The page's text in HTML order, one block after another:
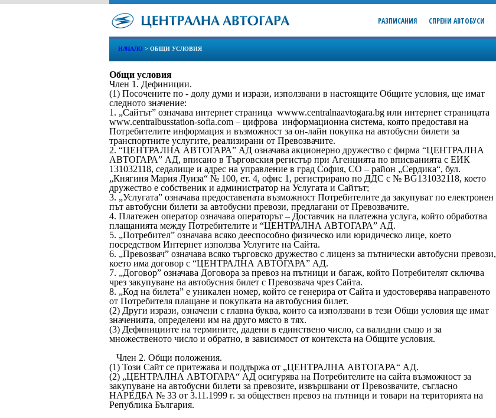
РАЗПИСАНИЯ СПРЕНИ АВТОБУСИ
НАЧАЛО> ОБЩИ УСЛОВИЯ
Общи условия
Член 1. Дефиниции.
(1) Посочените по - долу думи и изрази, използвани в настоящите Общите условия, ще имат
следното значение:
1. „Сайтът” означава интернет страница wwww.centralnaavtogara.bg или интернет страницата
www.centralbusstation-sofia.com – цифрова информационна система, която предоставя на
Потребителите информация и възможност за он-лайн покупка на автобусни билети за
транспортните услугите, реализирани от Превозвачите.
2. “ЦЕНТРАЛНА АВТОГАРА” АД означава акционерно дружество с фирма “ЦЕНТРАЛНА
АВТОГАРА” АД, вписано в Търговския регистър при Агенцията по вписванията с ЕИК
131032118, седалище и адрес на управление в град София, СО – район „Сердика“, бул.
„Княгиня Мария Луиза“ № 100, ет. 4, офис 1, регистрирано по ДДС с № BG131032118, което
дружество е собственик и администратор на Услугата и Сайтът;
3. „Услугата” означава предоставената възможност Потребителите да закупуват по електронен
път автобусни билети за автобусни превози, предлагани от Превозвачите.
4. Платежен оператор означава операторът – Доставчик на платежна услуга, който обработва
плащанията между Потребителите и “ЦЕНТРАЛНА АВТОГАРА” АД.
5. „Потребител” означава всяко дееспособно физическо или юридическо лице, което
посредством Интернет използва Услугите на Сайта.
6. „Превозвач” означава всяко търговско дружество с лиценз за пътнически автобусни превози,
което има договор с “ЦЕНТРАЛНА АВТОГАРА” АД.
7. „Договор” означава Договора за превоз на пътници и багаж, който Потребителят сключва
чрез закупуване на автобусния билет с Превозвача чрез Сайта.
8. „Код на билета” е уникален номер, който се генерира от Сайта и удостоверява направеното
от Потребителя плащане и покупката на автобусния билет.
(2) Други изрази, означени с главна буква, които са използвани в тези Общи условия ще имат
значенията, определени им на друго място в тях.
(3) Дефинициите на термините, дадени в единствено число, са валидни също и за
множественото число и обратно, в зависимост от контекста на Общите условия.
Член 2. Общи положения.
(1) Този Сайт се притежава и поддържа от „ЦЕНТРАЛНА АВТОГАРА“ АД.
(2) „ЦЕНТРАЛНА АВТОГАРА“ АД осигурява на Потребителите на сайта възможност за
закупуване на автобусни билети за превозите, извършвани от Превозвачите, съгласно
НАРЕДБА № 33 от 3.11.1999 г. за обществен превоз на пътници и товари на територията на
Република България.